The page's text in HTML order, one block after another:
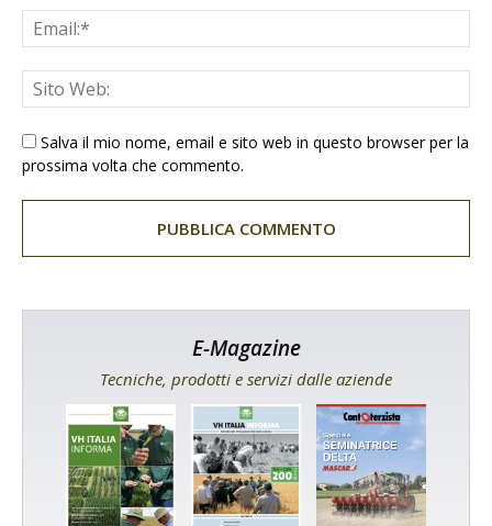
Salva il mio nome, email e sito web in questo browser per la
prossima volta che commento.
E-Magazine
Tecniche, prodotti e servizi dalle aziende